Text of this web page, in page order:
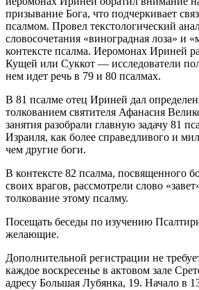
призывание Бога, что подчеркивает
псалмом. Провел текстологический
словосочетания «виноградная лоза» и
контексте псалма. Иеромонах Ириней
Кущей или Суккот — исследователи
нем идет речь в 79 и 80 псалмах.
В 81 псалме отец Ириней дал
толкованием святителя Афанасия
занятия разобрали главную задачу 81
Израиля, как более справедливого и
чем другие боги.
В контексте 82 псалма, посвященного
своих врагов, рассмотрели слово
толкование этому псалму.
Посещать беседы по изучению
желающие.
Дополнительной регистрации не
каждое воскресенье в актовом зале
адресу Большая Лубянка, 19. Начало в